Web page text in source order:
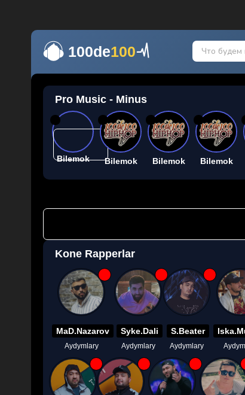
100de100
Pro Music - Minus
Bilemok Bilemok Bilemok Bilemok
Kone Rapperlar
MaD.Nazarov
Aydymlary
Syke.Dali
Aydymlary
S.Beater
Aydymlary